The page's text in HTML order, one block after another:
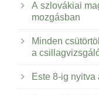
A szlovákiai
mozgásban
Minden
a
Este 8-ig nyitva